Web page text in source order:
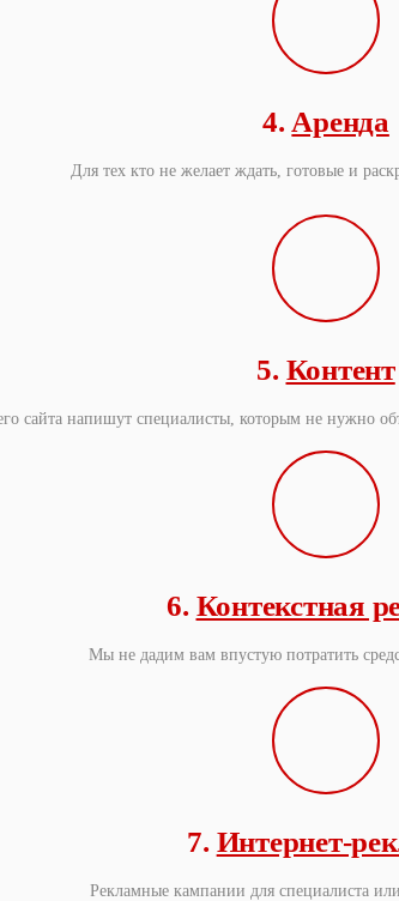
4. Аренда
Для тех кто не желает ждать, готовые и
5. Контент
сайта напишут специалисты, которым не нужно
6. Контекстная
Мы не дадим вам впустую потратить
7. Интернет-
Рекламные кампании для специалиста